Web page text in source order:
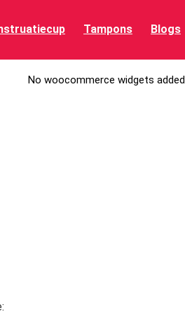
Tampons Blogs
No woocommerce widgets added